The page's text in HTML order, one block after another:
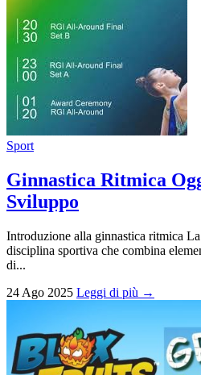
Sport
Ginnastica Ritmica
Sviluppo
Introduzione alla ginnastica ritmica
disciplina sportiva che combina
di...
24 Ago 2025 Leggi di più →